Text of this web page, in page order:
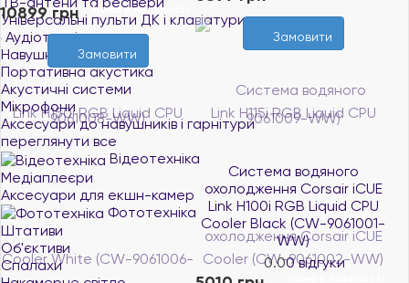
Універсальні пульти ДК і клавіатури
Аудіотехніка
Навушники
Портативна акустика
Акустичні системи
Мікрофони
Аксесуари до навушників і гарнітури
переглянути все
Відеотехніка
Медіаплеєри
Аксесуари для екшн-камер
Фототехніка
Штативи
Об'єктиви
Спалахи
Нема в наявності
10899 грн
Замовити
Замовити
Система водяного
охолодження Corsair iCUE
Link H100i RGB Liquid CPU
Cooler Black (CW-9061001-
WW)
0.00 відгуки